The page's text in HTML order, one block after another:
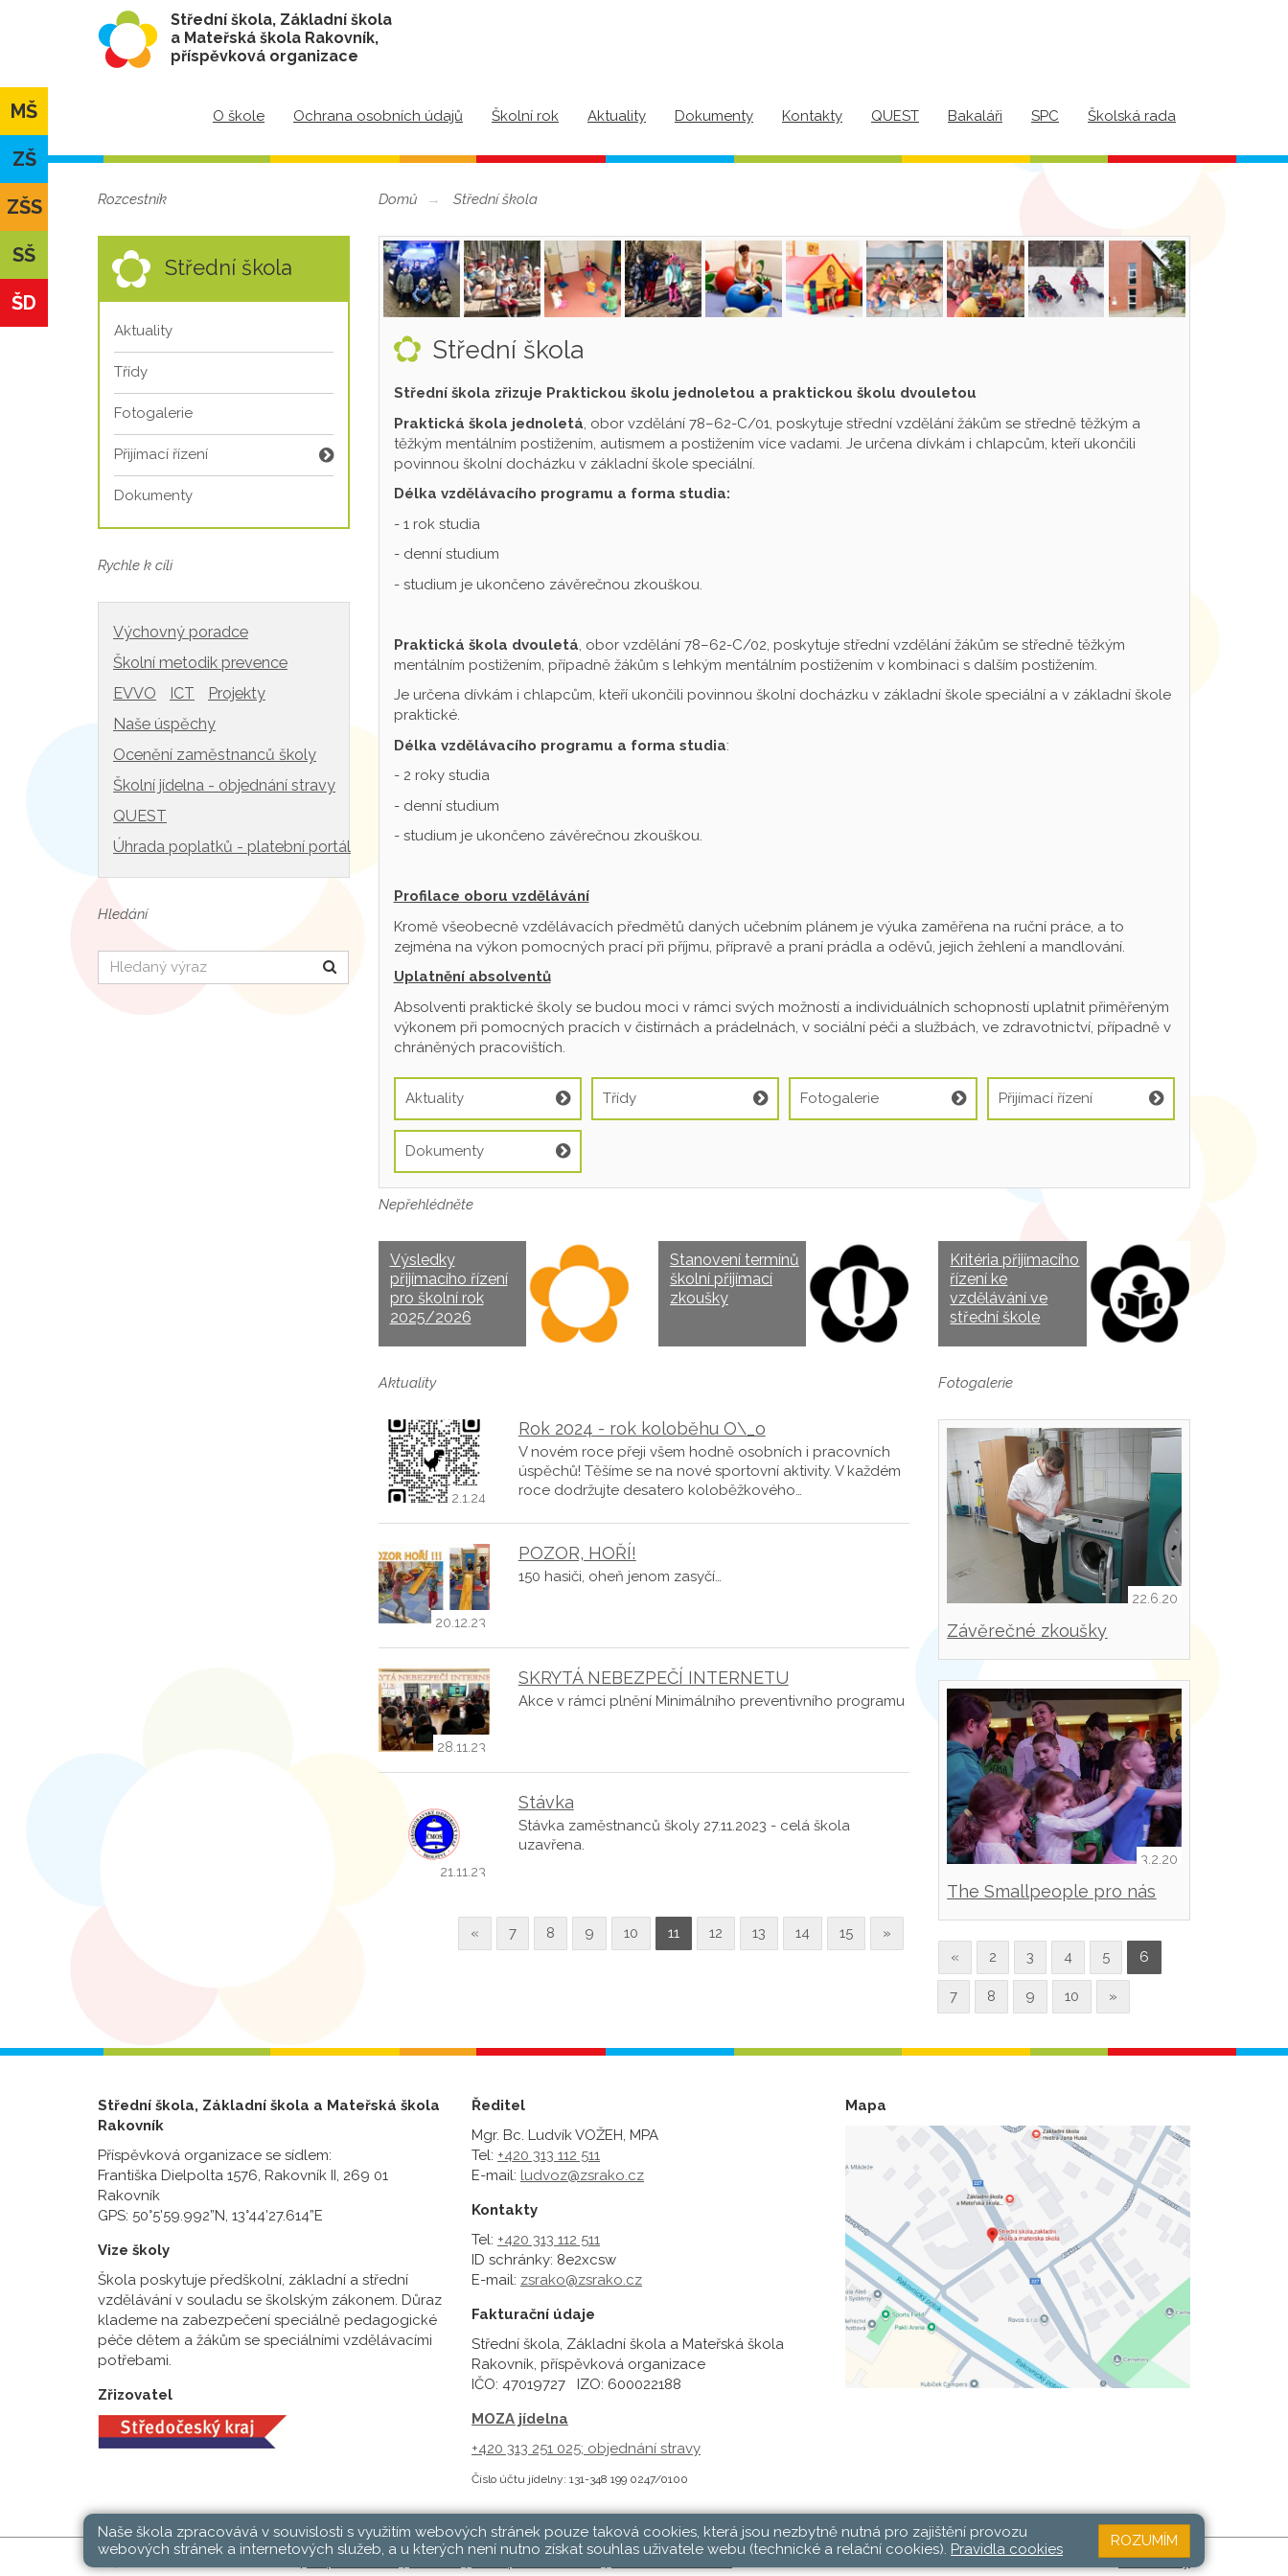
Střední škola, Základní škola
a Mateřská škola Rakovník,
příspěvková organizace
O škole Ochrana osobních údajů Školní rok Aktuality Dokumenty Kontakty QUEST Bakaláři SPC Školská rada
MŠ
ZŠ
ZŠS
SŠ
ŠD
Rozcestník
Střední škola
Aktuality
Třídy
Fotogalerie
Přijímací řízení
Dokumenty
Rychle k cíli
Výchovný poradce
Školní metodik prevence
EVVO
ICT
Projekty
Naše úspěchy
Ocenění zaměstnanců školy
Školní jídelna - objednání stravy
QUEST
Úhrada poplatků - platební portál
Hledání
Hledat
Domů Střední škola
Střední škola
Střední škola zřizuje Praktickou školu jednoletou a praktickou školu dvouletou
Praktická škola jednoletá, obor vzdělání 78–62-C/01, poskytuje střední vzdělání žákům se středně těžkým a
těžkým mentálním postižením, autismem a postižením více vadami. Je určena dívkám i chlapcům, kteří ukončili
povinnou školní docházku v základní škole speciální.
Délka vzdělávacího programu a forma studia:
- 1 rok studia
- denní studium
- studium je ukončeno závěrečnou zkouškou.
Praktická škola dvouletá, obor vzdělání 78–62-C/02, poskytuje střední vzdělání žákům se středně těžkým
mentálním postižením, případně žákům s lehkým mentálním postižením v kombinaci s dalším postižením.
Je určena dívkám i chlapcům, kteří ukončili povinnou školní docházku v základní škole speciální a v základní škole
praktické.
Délka vzdělávacího programu a forma studia:
- 2 roky studia
- denní studium
- studium je ukončeno závěrečnou zkouškou.
Profilace oboru vzdělávání
Kromě všeobecně vzdělávacích předmětů daných učebním plánem je výuka zaměřena na ruční práce, a to
zejména na výkon pomocných prací při příjmu, přípravě a praní prádla a oděvů, jejich žehlení a mandlování.
Uplatnění absolventů
Absolventi praktické školy se budou moci v rámci svých možností a individuálních schopností uplatnit přiměřeným
výkonem při pomocných pracích v čistírnách a prádelnách, v sociální péči a službách, ve zdravotnictví, případně v
chráněných pracovištích.
Aktuality Třídy Fotogalerie Přijímací řízení
Dokumenty
Nepřehlédněte
Výsledky
přijímacího řízení
pro školní rok
2025/2026
Stanovení termínů
školní přijímací
zkoušky
Kritéria přijímacího
řízení ke
vzdělávání ve
střední škole
Aktuality
2.1.24
Rok 2024 - rok koloběhu O\_o
V novém roce přeji všem hodně osobních i pracovních
úspěchů! Těšíme se na nové sportovní aktivity. V každém
roce dodržujte desatero koloběžkového…
20.12.23
POZOR, HOŘÍ!
150 hasiči, oheň jenom zasyčí…
28.11.23
SKRYTÁ NEBEZPEČÍ INTERNETU
Akce v rámci plnění Minimálního preventivního programu
21.11.23
Stávka
Stávka zaměstnanců školy 27.11.2023 - celá škola
uzavřena.
« 7 8 9 10 11 12 13 14 15 »
Fotogalerie
22.6.20
Závěrečné zkoušky
3.2.20
The Smallpeople pro nás
« 2 3 4 5 6
7 8 9 10 »
Střední škola, Základní škola a Mateřská škola
Rakovník
Příspěvková organizace se sídlem:
Františka Dielpolta 1576, Rakovník II, 269 01
Rakovník
GPS: 50°5’59.992”N, 13°44’27.614”E
Vize školy
Škola poskytuje předškolní, základní a střední
vzdělávání v souladu se školským zákonem. Důraz
klademe na zabezpečení speciálně pedagogické
péče dětem a žákům se speciálními vzdělávacími
potřebami.
Zřizovatel
Ředitel
Mgr. Bc. Ludvík VOŽEH, MPA
Tel: +420 313 112 511
E-mail: ludvoz@zsrako.cz
Kontakty
Tel: +420 313 112 511
ID schránky: 8e2xcsw
E-mail: zsrako@zsrako.cz
Fakturační údaje
Střední škola, Základní škola a Mateřská škola
Rakovník, příspěvková organizace
IČO: 47019727 IZO: 600022188
MOZA jídelna
+420 313 251 025; objednání stravy
Číslo účtu jídelny: 131-348 199 0247/0100
Mapa
SŠ, ZŠ a MŠ Rakovník © 2026 | Mapa stránek Přihlásit Web školy
Naše škola zpracovává v souvislosti s využitím webových stránek pouze taková cookies, která jsou nezbytně nutná pro zajištění provozu
webových stránek a internetových služeb, a u kterých není nutno získat souhlas uživatele webu (technické a relační cookies). Pravidla cookies
ROZUMÍM